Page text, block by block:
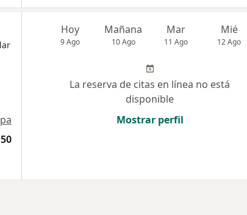
Hoy
9 Ago
Mañana
10 Ago
Mar
11 Ago
Mié
12 Ago
La reserva de citas en línea no está
disponible
Mostrar perfil